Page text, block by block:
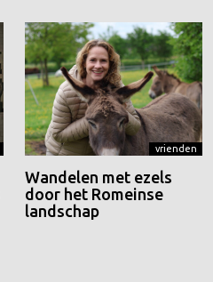
vrienden
Wandelen met ezels
door het Romeinse
landschap